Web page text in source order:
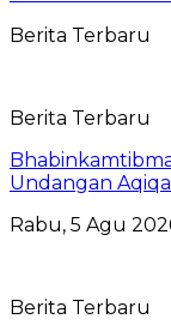
Berita Terbaru
Berita Terbaru
Undangan
Rabu, 5 Agu
Berita Terbaru